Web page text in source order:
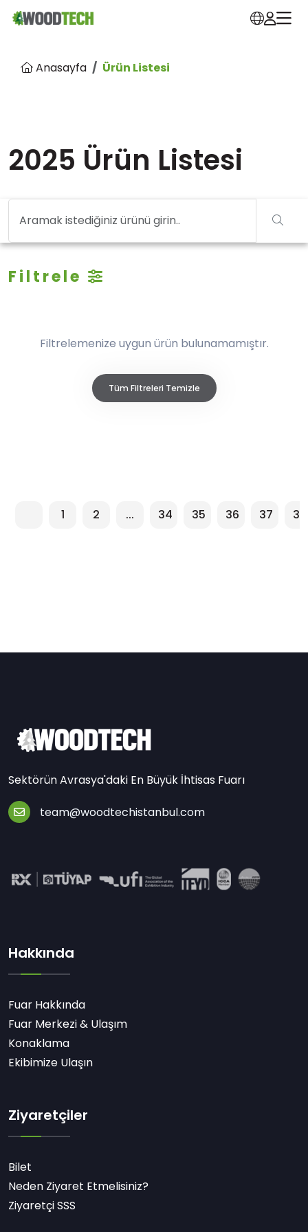
Anasayfa Ürün Listesi
2025 Ürün Listesi
Filtrele
Filtrelemenize uygun ürün bulunamamıştır.
Tüm Filtreleri Temizle
1 2 ... 34 35 36 37 38
Sektörün Avrasya'daki En Büyük İhtisas Fuarı
team@woodtechistanbul.com
Hakkında
Fuar Hakkında
Fuar Merkezi & Ulaşım
Konaklama
Ekibimize Ulaşın
Ziyaretçiler
Bilet
Neden Ziyaret Etmelisiniz?
Ziyaretçi SSS